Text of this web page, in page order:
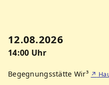
12.08.2026
14:00 Uhr
Begegnungsstätte Wir³ ↗